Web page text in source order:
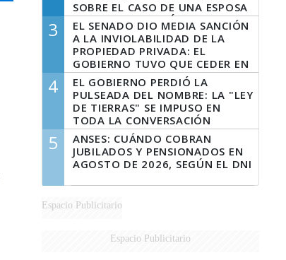
SOBRE EL CASO DE UNA ESPOSA
QUE DESCUARTIZÓ A SU
MARIDO
3
EL SENADO DIO MEDIA SANCIÓN
A LA INVIOLABILIDAD DE LA
PROPIEDAD PRIVADA: EL
GOBIERNO TUVO QUE CEDER EN
LA LEY DEL MANEJO DEL FUEGO
4
EL GOBIERNO PERDIÓ LA
PULSEADA DEL NOMBRE: LA "LEY
DE TIERRAS" SE IMPUSO EN
TODA LA CONVERSACIÓN
DIGITAL
5
ANSES: CUÁNDO COBRAN
JUBILADOS Y PENSIONADOS EN
AGOSTO DE 2026, SEGÚN EL DNI
Espacio Publicitario
Espacio Publicitario